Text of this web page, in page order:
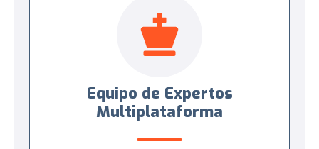
Equipo de Expertos
Multiplataforma